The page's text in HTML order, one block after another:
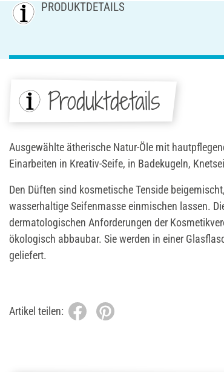
PRODUKTDETAILS
Produktdetails
Ausgewählte ätherische Natur-Öle mit
Einarbeiten in Kreativ-Seife, in Badekugeln,
Den Düften sind kosmetische Tenside
wasserhaltige Seifenmasse einmischen lassen.
dermatologischen Anforderungen der
ökologisch abbaubar. Sie werden in einer
geliefert.
Artikel teilen: